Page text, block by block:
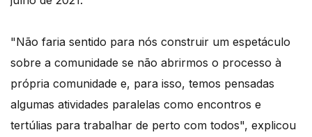
"Não faria sentido para nós construir um espetáculo
sobre a comunidade se não abrirmos o processo à
própria comunidade e, para isso, temos pensadas
algumas atividades paralelas como encontros e
tertúlias para trabalhar de perto com todos", explicou